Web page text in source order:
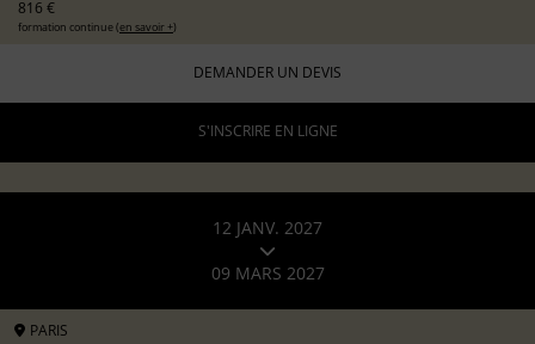
816 €
formation continue (en savoir +)
DEMANDER UN DEVIS
S'INSCRIRE EN LIGNE
12 JANV. 2027
09 MARS 2027
PARIS